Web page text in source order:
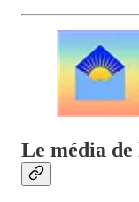
Le média